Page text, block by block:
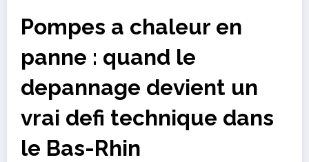
Pompes a chaleur en
panne : quand le
depannage devient un
vrai defi technique dans
le Bas-Rhin